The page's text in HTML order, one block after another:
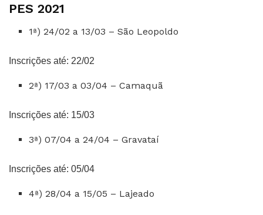
PES 2021
1ª) 24/02 a 13/03 – São Leopoldo
Inscrições até: 22/02
2ª) 17/03 a 03/04 – Camaquã
Inscrições até: 15/03
3ª) 07/04 a 24/04 – Gravataí
Inscrições até: 05/04
4ª) 28/04 a 15/05 – Lajeado